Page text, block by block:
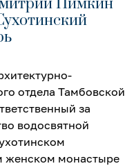
отдела Тамбовской
за
водосвятной
женском монастыре